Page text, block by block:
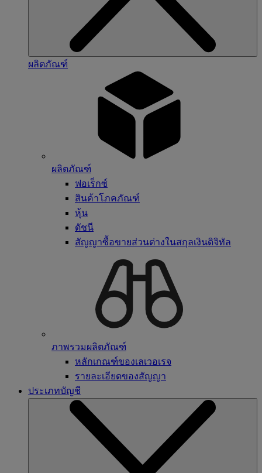
ผลิตภัณฑ์
ผลิตภัณฑ์
ฟอเร็กซ์
สินค้าโภคภัณฑ์
หุ้น
ดัชนี
สัญญาซื้อขายส่วนต่างในสกุลเงินดิจิทัล
ภาพรวมผลิตภัณฑ์
หลักเกณฑ์ของเลเวอเรจ
รายละเอียดของสัญญา
ประเภทบัญชี